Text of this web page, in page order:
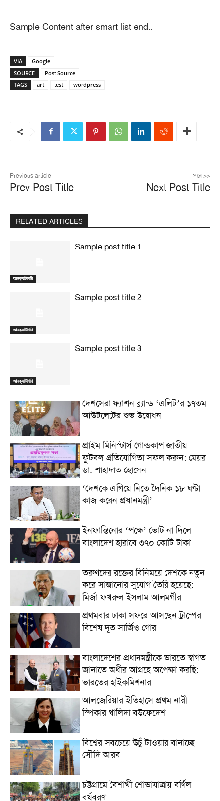
Sample Content after smart list end..
VIA
Google
SOURCE
Post Source
TAGS
art test wordpress
Previous article
Prev Post Title
পরে >>
Next Post Title
RELATED ARTICLES
আনক্যাটাগরি
Sample post title 1
আনক্যাটাগরি
Sample post title 2
আনক্যাটাগরি
Sample post title 3
দেশসেরা ফ্যাশন ব্র্যান্ড ‘এলিট’র ১৭তম
আউটলেটের শুভ উদ্বোধন
প্রাইম মিনিস্টার্স গোল্ডকাপ জাতীয়
ফুটবল প্রতিযোগিতা সফল করুন: মেয়র
ডা. শাহাদাত হোসেন
‘দেশকে এগিয়ে নিতে দৈনিক ১৮ ঘণ্টা
কাজ করেন প্রধানমন্ত্রী’
ইনফান্তিনোর ‘পক্ষে’ ভোট না দিলে
বাংলাদেশ হারাবে ৩৭০ কোটি টাকা
তরুণদের রক্তের বিনিময়ে দেশকে নতুন
করে সাজানোর সুযোগ তৈরি হয়েছে:
মির্জা ফখরুল ইসলাম আলমগীর
প্রথমবার ঢাকা সফরে আসছেন ট্রাম্পের
বিশেষ দূত সার্জিও গোর
বাংলাদেশের প্রধানমন্ত্রীকে ভারতে স্বাগত
জানাতে অধীর আগ্রহে অপেক্ষা কর‌ছি:
ভারতের হাইকমিশনার
আলজেরিয়ার ইতিহাসে প্রথম নারী
স্পিকার খালিদা বউফেদেশ
বিশ্বের সবচেয়ে উচুঁ টাওয়ার বানাচ্ছে
সৌদি আরব
চট্টগ্রামে বৈশাখী শোভাযাত্রায় বর্ণিল
বর্ষবরণ